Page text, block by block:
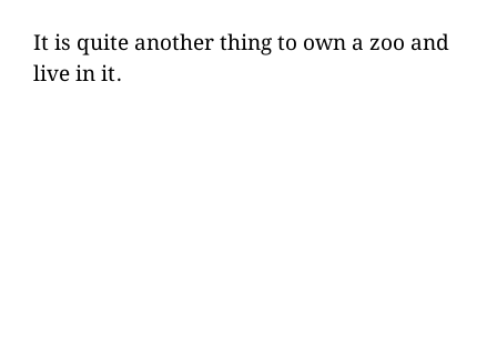
It is quite another thing to own a zoo and
live in it.